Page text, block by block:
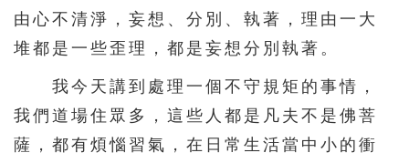
由心不清淨，妄想、分別、執著，理由一大
堆都是一些歪理，都是妄想分別執著。
我今天講到處理一個不守規矩的事情，
我們道場住眾多，這些人都是凡夫不是佛菩
薩，都有煩惱習氣，在日常生活當中小的衝